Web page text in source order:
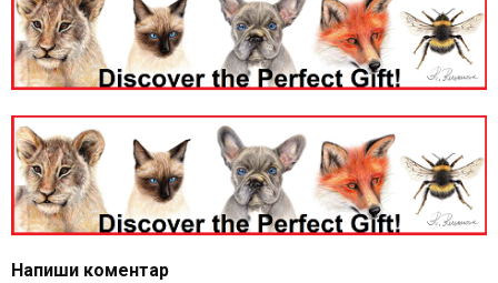
Напиши коментар